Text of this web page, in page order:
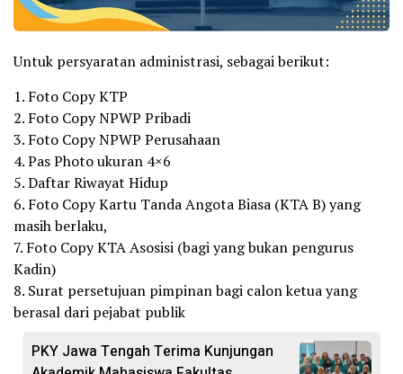
Untuk persyaratan administrasi, sebagai berikut:
1. Foto Copy KTP
2. Foto Copy NPWP Pribadi
3. Foto Copy NPWP Perusahaan
4. Pas Photo ukuran 4×6
5. Daftar Riwayat Hidup
6. Foto Copy Kartu Tanda Angota Biasa (KTA B) yang
masih berlaku,
7. Foto Copy KTA Asosisi (bagi yang bukan pengurus
Kadin)
8. Surat persetujuan pimpinan bagi calon ketua yang
berasal dari pejabat publik
PKY Jawa Tengah Terima Kunjungan